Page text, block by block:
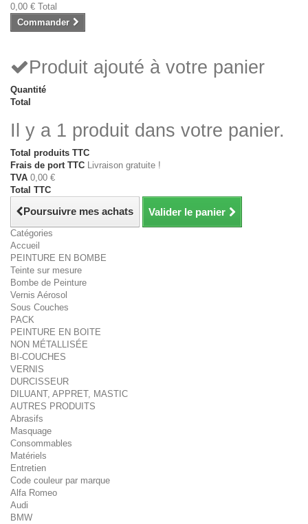
0,00 € Total
Commander
Produit ajouté à votre panier
Quantité
Total
Il y a 1 produit dans votre panier.
Total produits TTC
Frais de port TTC Livraison gratuite !
TVA 0,00 €
Total TTC
Poursuivre mes achats Valider le panier
Catégories
Accueil
PEINTURE EN BOMBE
Teinte sur mesure
Bombe de Peinture
Vernis Aérosol
Sous Couches
PACK
PEINTURE EN BOITE
NON MÉTALLISÉE
BI-COUCHES
VERNIS
DURCISSEUR
DILUANT, APPRET, MASTIC
AUTRES PRODUITS
Abrasifs
Masquage
Consommables
Matériels
Entretien
Code couleur par marque
Alfa Romeo
Audi
BMW